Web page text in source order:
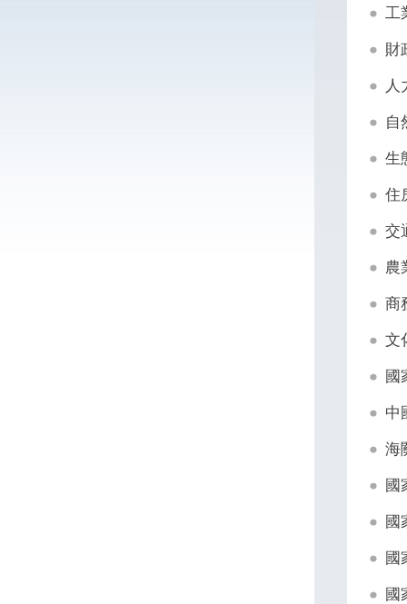
工
財
人
自
生
住
交
農
商
文
國
中
海
國
國
國
國